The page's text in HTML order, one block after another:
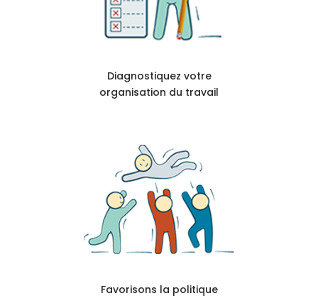
Diagnostiquez votre
organisation du travail
Favorisons la politique